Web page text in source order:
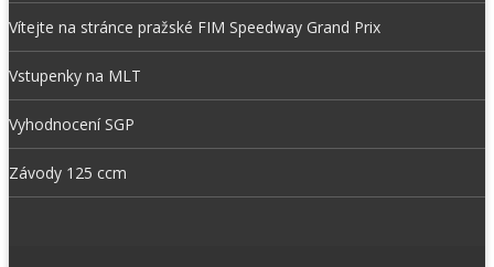
Vítejte na stránce pražské FIM Speedway Grand Prix
Vstupenky na MLT
Vyhodnocení SGP
Závody 125 ccm